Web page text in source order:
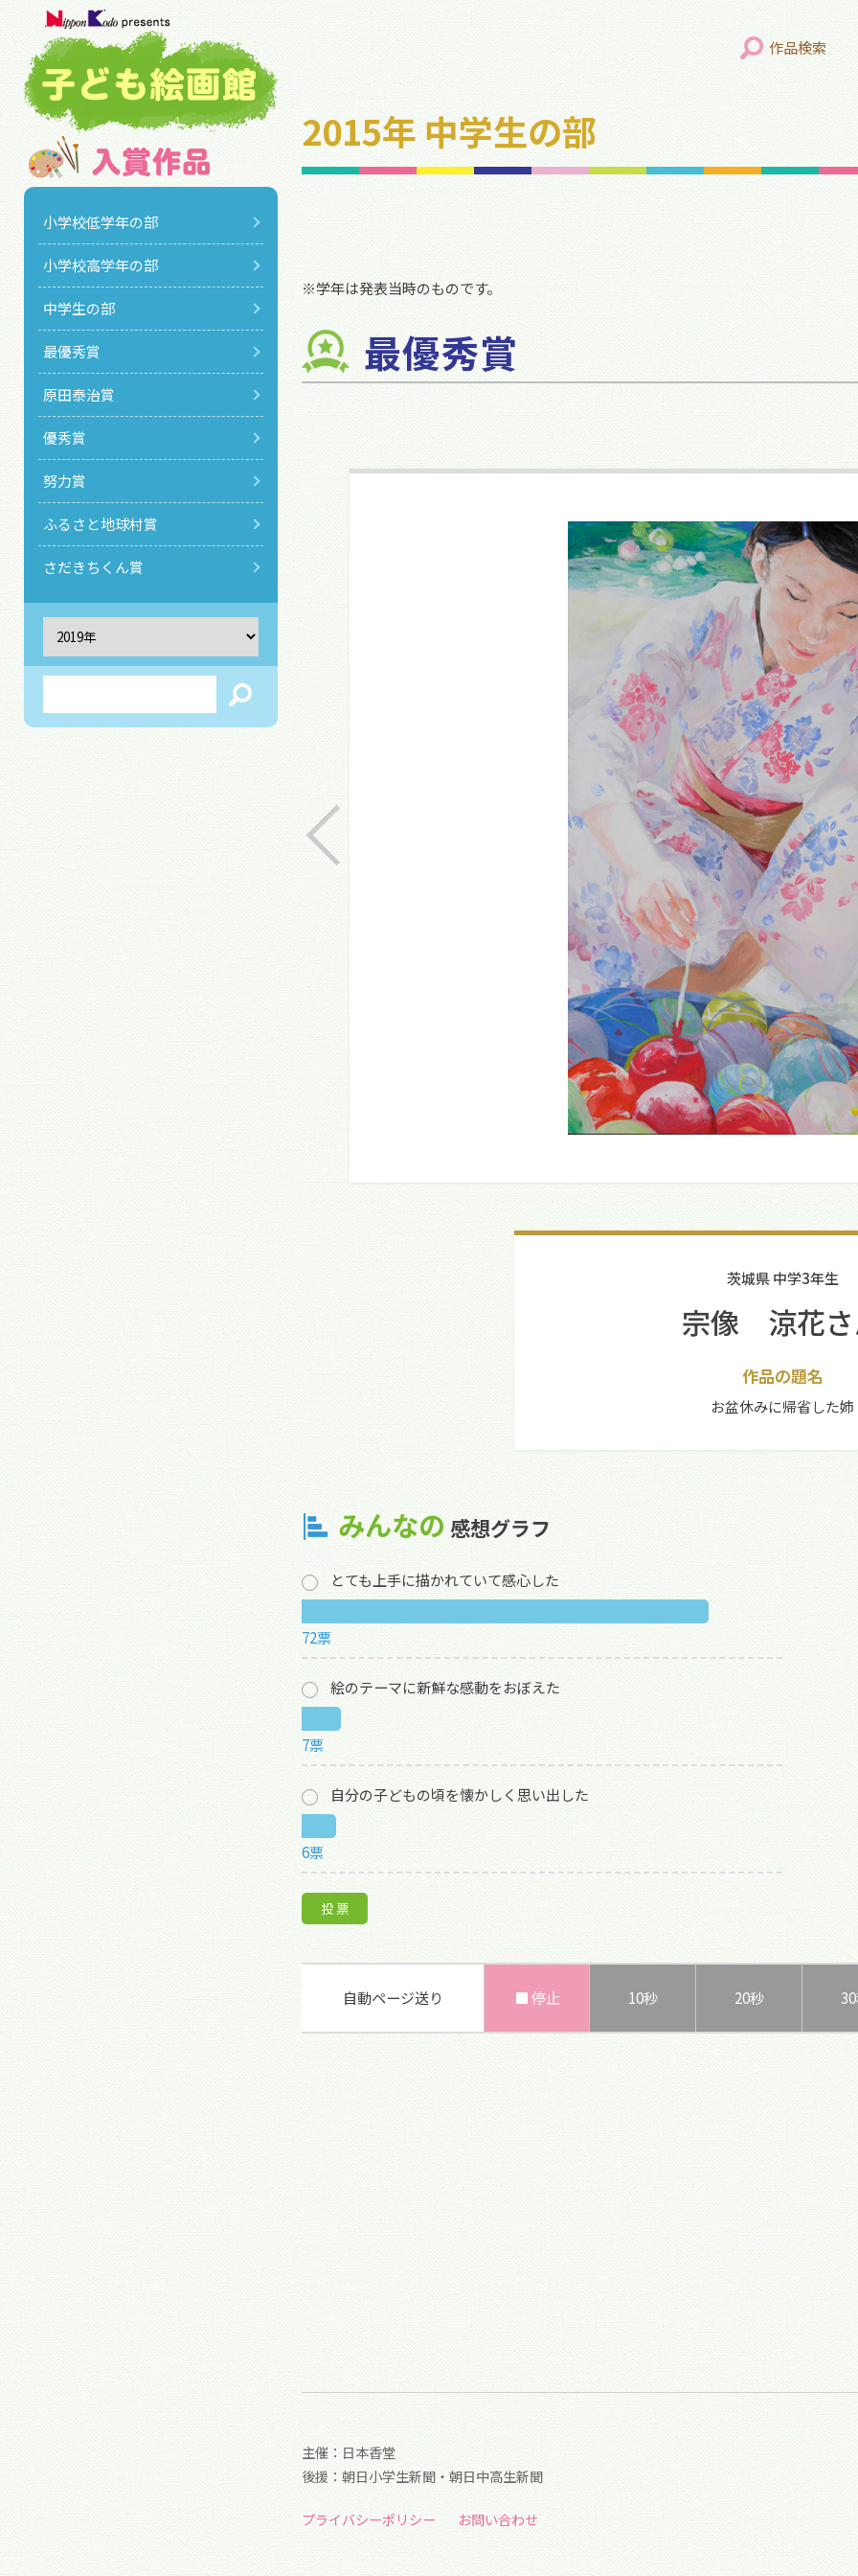
小学校低学年の部
小学校高学年の部
中学生の部
最優秀賞
原田泰治賞
優秀賞
努力賞
ふるさと地球村賞
さだきちくん賞
作品検索
2015年 中学生の部
※学年は発表当時のものです。
最優秀賞
茨城県 中学3年生
宗像 涼花
作品の題名
お盆休みに帰省した姉
みんなの 感想グラフ
とても上手に描かれていて感心した
72票
絵のテーマに新鮮な感動をおぼえた
7票
自分の子どもの頃を懐かしく思い出した
6票
自動ページ送り ■ 停止 10秒 20秒
主催：日本香堂
後援：朝日小学生新聞・朝日中高生新聞
プライバシーポリシー お問い合わせ